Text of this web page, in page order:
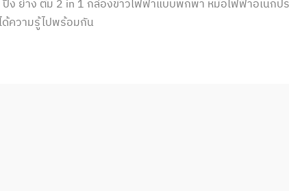
ง ย่าง ต้ม 2 in 1 กล่องข้าวไฟฟ้าแบบพกพา หม้อไฟฟ้าอเนกป
ด้ความรู้ไปพร้อมกัน